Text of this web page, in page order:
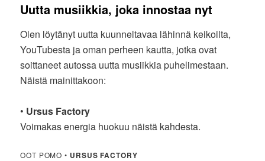
Uutta musiikkia, joka innostaa nyt
Olen löytänyt uutta kuunneltavaa lähinnä keikoilta,
YouTubesta ja oman perheen kautta, jotka ovat
soittaneet autossa uutta musiikkia puhelimestaan.
Näistä mainittakoon:
• Ursus Factory
Voimakas energia huokuu näistä kahdesta.
OOT POMO • URSUS FACTORY